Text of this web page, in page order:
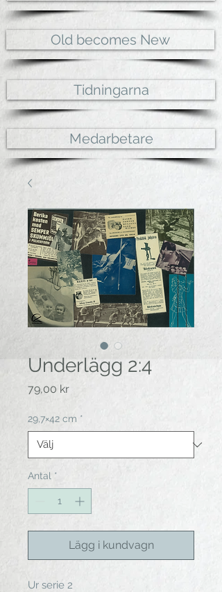
Old becomes New
Tidningarna
Medarbetare
Underlägg 2:4
79,00 krPris
29,7×42 cm *
Antal *
Lägg i kundvagn
Ur serie 2